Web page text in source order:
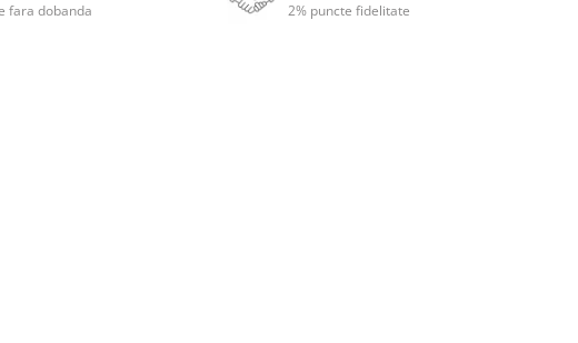
fara dobanda 2% puncte fidelitate